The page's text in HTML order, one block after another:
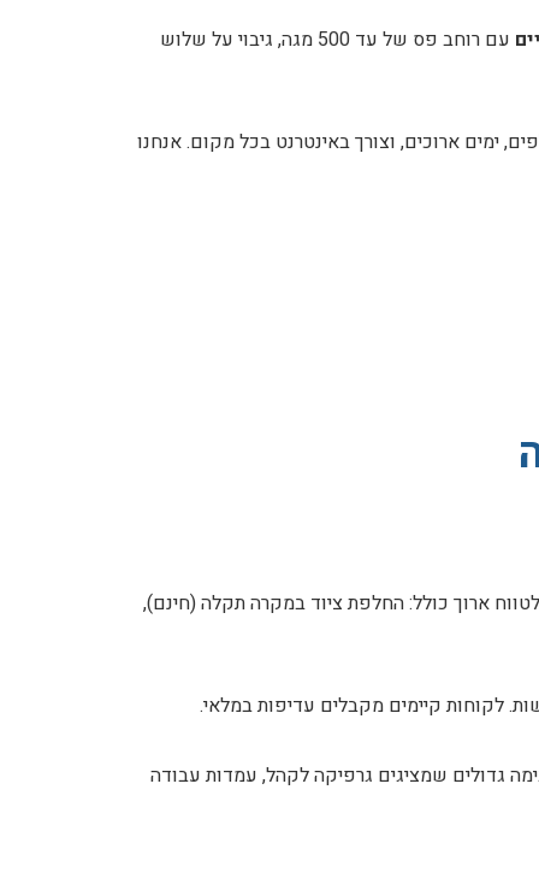
עם רוחב פס של עד 500 מגה, גיבוי על שלוש
ימים ארוכים, וצורך באינטרנט בכל מקום. אנחנו
לטווח ארוך כולל: החלפת ציוד במקרה תקלה (חינם),
לקוחות קיימים מקבלים עדיפות במלאי.
גדולים שמציגים גרפיקה לקהל, עמדות עבודה